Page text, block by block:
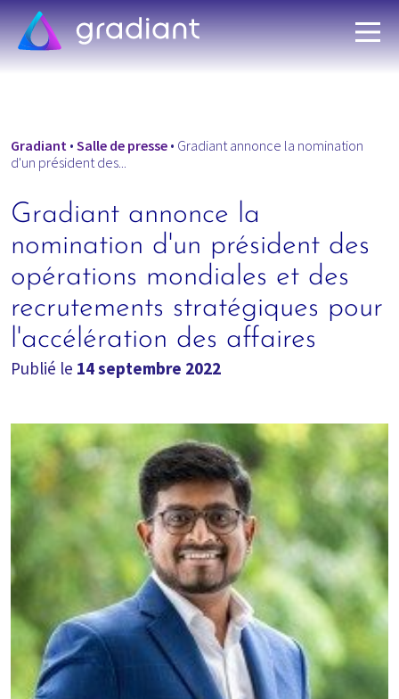
Gradiant • Salle de presse • Gradiant annonce la nomination
d'un président des...
Gradiant annonce la
nomination d'un président des
opérations mondiales et des
recrutements stratégiques pour
l'accélération des affaires
Publié le 14 septembre 2022